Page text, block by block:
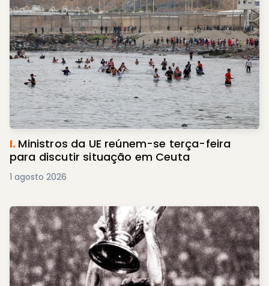
I. Ministros da UE reúnem-se terça-feira
para discutir situação em Ceuta
1 agosto 2026